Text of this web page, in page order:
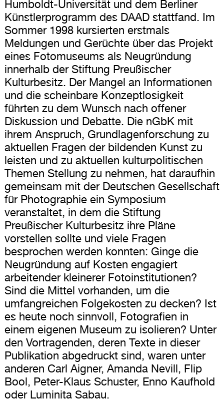
Humboldt-Universität und dem Berliner
Künstlerprogramm des DAAD stattfand. Im
Sommer 1998 kursierten erstmals
Meldungen und Gerüchte über das Projekt
eines Fotomuseums als Neugründung
innerhalb der Stiftung Preußischer
Kulturbesitz. Der Mangel an Informationen
und die scheinbare Konzeptlosigkeit
führten zu dem Wunsch nach offener
Diskussion und Debatte. Die nGbK mit
ihrem Anspruch, Grundlagenforschung zu
aktuellen Fragen der bildenden Kunst zu
leisten und zu aktuellen kulturpolitischen
Themen Stellung zu nehmen, hat daraufhin
gemeinsam mit der Deutschen Gesellschaft
für Photographie ein Symposium
veranstaltet, in dem die Stiftung
Preußischer Kulturbesitz ihre Pläne
vorstellen sollte und viele Fragen
besprochen werden konnten: Ginge die
Neugründung auf Kosten engagiert
arbeitender kleinerer Fotoinstitutionen?
Sind die Mittel vorhanden, um die
umfangreichen Folgekosten zu decken? Ist
es heute noch sinnvoll, Fotografien in
einem eigenen Museum zu isolieren? Unter
den Vortragenden, deren Texte in dieser
Publikation abgedruckt sind, waren unter
anderen Carl Aigner, Amanda Nevill, Flip
Bool, Peter-Klaus Schuster, Enno Kaufhold
oder Luminita Sabau.